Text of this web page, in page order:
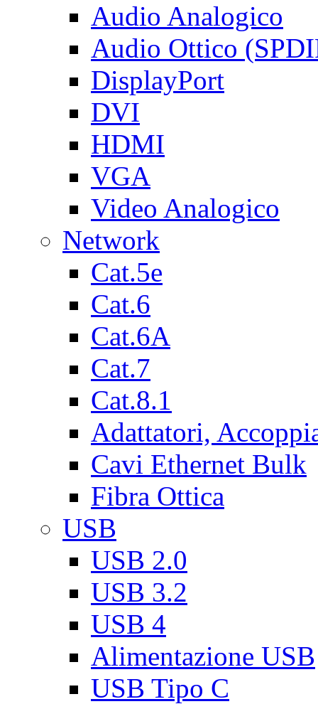
Audio Analogico
Audio Ottico
DisplayPort
DVI
HDMI
VGA
Video Analogico
Network
Cat.5e
Cat.6
Cat.6A
Cat.7
Cat.8.1
Adattatori,
Cavi Ethernet Bulk
Fibra Ottica
USB
USB 2.0
USB 3.2
USB 4
Alimentazione USB
USB Tipo C